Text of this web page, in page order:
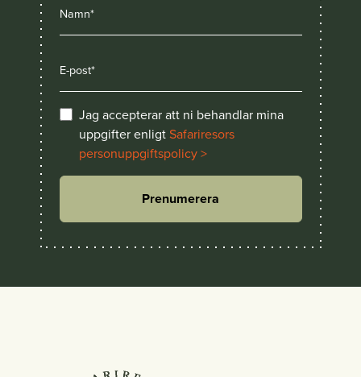
Jag accepterar att ni behandlar mina
uppgifter enligtSafariresors
personuppgiftspolicy >
Prenumerera